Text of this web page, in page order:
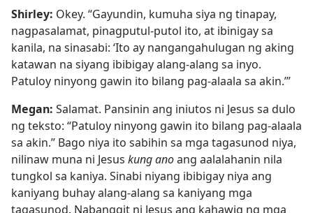
Shirley: Okey. “Gayundin, kumuha siya ng tinapay,
nagpasalamat, pinagputul-putol ito, at ibinigay sa
kanila, na sinasabi: ‘Ito ay nangangahulugan ng aking
katawan na siyang ibibigay alang-alang sa inyo.
Patuloy ninyong gawin ito bilang pag-alaala sa akin.’”
Megan: Salamat. Pansinin ang iniutos ni Jesus sa dulo
ng teksto: “Patuloy ninyong gawin ito bilang pag-alaala
sa akin.” Bago niya ito sabihin sa mga tagasunod niya,
nilinaw muna ni Jesus kung anoang aalalahanin nila
tungkol sa kaniya. Sinabi niyang ibibigay niya ang
kaniyang buhay alang-alang sa kaniyang mga
tagasunod. Nabanggit ni Jesus ang kahawig ng mga